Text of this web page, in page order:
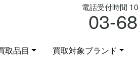
取品目 買取対象ブランド
電話受付時間
03-